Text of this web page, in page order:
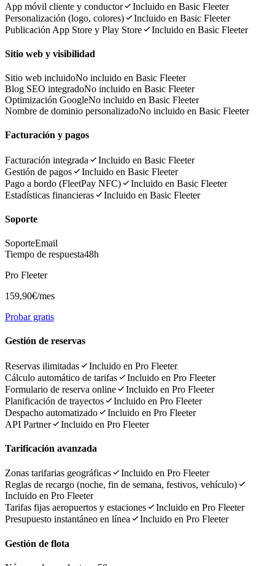
App móvil cliente y conductor
Incluido en Basic Fleeter
Personalización (logo, colores)
Incluido en Basic Fleeter
Publicación App Store y Play Store
Incluido en Basic Fleeter
Sitio web y visibilidad
Sitio web incluidoNo incluido en Basic Fleeter
Blog SEO integradoNo incluido en Basic Fleeter
Optimización GoogleNo incluido en Basic Fleeter
Nombre de dominio personalizadoNo incluido en Basic Fleeter
Facturación y pagos
Facturación integrada
Incluido en Basic Fleeter
Gestión de pagos
Incluido en Basic Fleeter
Pago a bordo (FleetPay NFC)
Incluido en Basic Fleeter
Estadísticas financieras
Incluido en Basic Fleeter
Soporte
SoporteEmail
Tiempo de respuesta48h
Pro Fleeter
159,90€/mes
Probar gratis
Gestión de reservas
Reservas ilimitadas
Incluido en Pro Fleeter
Cálculo automático de tarifas
Incluido en Pro Fleeter
Formulario de reserva online
Incluido en Pro Fleeter
Planificación de trayectos
Incluido en Pro Fleeter
Despacho automatizado
Incluido en Pro Fleeter
API Partner
Incluido en Pro Fleeter
Tarificación avanzada
Zonas tarifarias geográficas
Incluido en Pro Fleeter
Reglas de recargo (noche, fin de semana, festivos, vehículo)
Incluido en Pro Fleeter
Tarifas fijas aeropuertos y estaciones
Incluido en Pro Fleeter
Presupuesto instantáneo en línea
Incluido en Pro Fleeter
Gestión de flota